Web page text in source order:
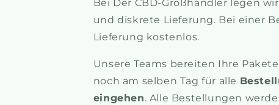
Bei Der CBD-Großhändler legen
und diskrete Lieferung. Bei einer
Lieferung kostenlos.
Unsere Teams bereiten Ihre
noch am selben Tag für alle
eingehen. Alle Bestellungen